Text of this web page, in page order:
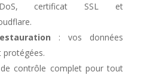
certificat SSL et
: vos données
protégées.
contrôle complet pour tout